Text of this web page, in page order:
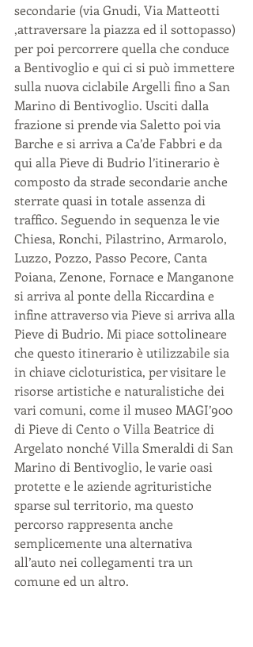
secondarie (via Gnudi, Via Matteotti
,attraversare la piazza ed il sottopasso)
per poi percorrere quella che conduce
a Bentivoglio e qui ci si può immettere
sulla nuova ciclabile Argelli fino a San
Marino di Bentivoglio. Usciti dalla
frazione si prende via Saletto poi via
Barche e si arriva a Ca’de Fabbri e da
qui alla Pieve di Budrio l’itinerario è
composto da strade secondarie anche
sterrate quasi in totale assenza di
traffico. Seguendo in sequenza le vie
Chiesa, Ronchi, Pilastrino, Armarolo,
Luzzo, Pozzo, Passo Pecore, Canta
Poiana, Zenone, Fornace e Manganone
si arriva al ponte della Riccardina e
infine attraverso via Pieve si arriva alla
Pieve di Budrio. Mi piace sottolineare
che questo itinerario è utilizzabile sia
in chiave cicloturistica, per visitare le
risorse artistiche e naturalistiche dei
vari comuni, come il museo MAGI’900
di Pieve di Cento o Villa Beatrice di
Argelato nonché Villa Smeraldi di San
Marino di Bentivoglio, le varie oasi
protette e le aziende agrituristiche
sparse sul territorio, ma questo
percorso rappresenta anche
semplicemente una alternativa
all’auto nei collegamenti tra un
comune ed un altro.